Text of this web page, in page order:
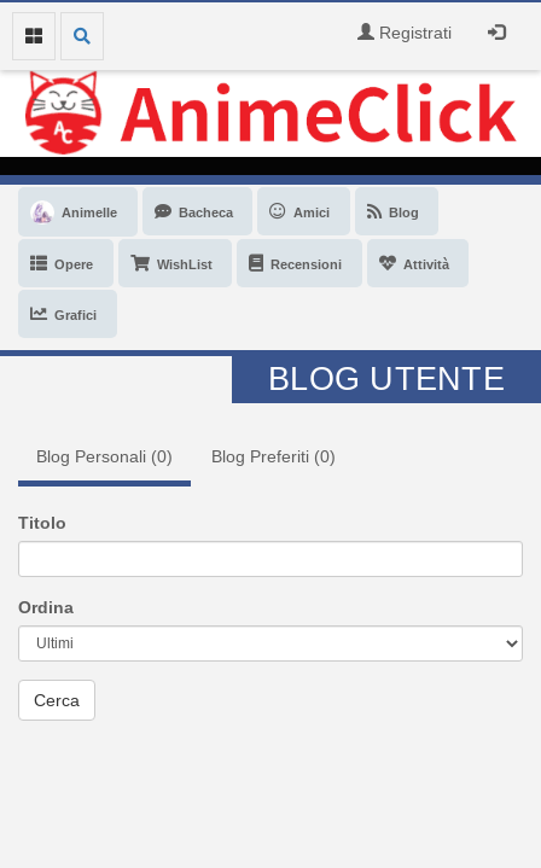
Registrati
Animelle Bacheca Amici Blog
Opere WishList Recensioni Attività
Grafici
BLOG UTENTE
Blog Personali (0) Blog Preferiti (0)
Titolo
Ordina